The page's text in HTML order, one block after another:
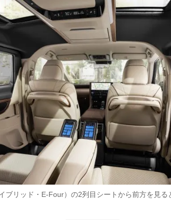
ブリッド・E-Four）の2列目シートから前方を見る